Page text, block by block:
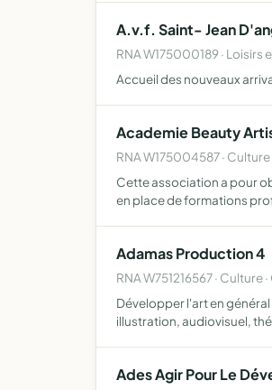
A.v.f. Saint- Jean
RNA W175000189 · Loisirs
Accueil des nouveaux
Academie Beauty
RNA W175004587 · Culture
Cette association a pour
en place de formations
Adamas Production 4
RNA W751216567 · Culture
Développer l'art en
illustration, audiovisuel,
Ades Agir Pour Le